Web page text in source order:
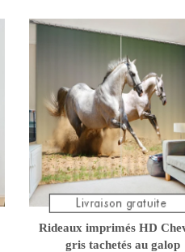
Rideaux imprimés HD
gris tachetés au galop